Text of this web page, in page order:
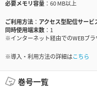
必要メモリ容量
60 MB以上
ご利用方法
アクセス型配信サービ
同時使用端末数
1
※インターネット経由でのWEBブ
※導入・利用方法の詳細はこちら
巻号一覧